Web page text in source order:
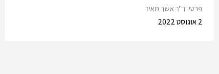
פרטי: ד"ר אשר מאיר
2 אוגוסט 2022